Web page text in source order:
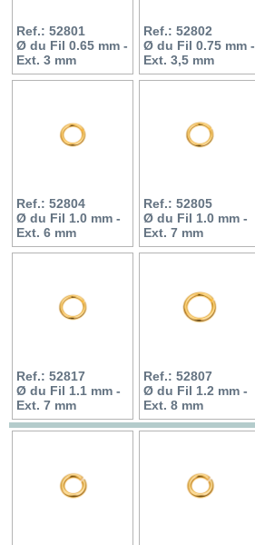
Ref.: 52801
Ø du Fil 0.65 mm -
Ext. 3 mm
Ref.: 52802
Ø du Fil 0.75 mm -
Ext. 3,5 mm
Ref.: 52804
Ø du Fil 1.0 mm -
Ext. 6 mm
Ref.: 52805
Ø du Fil 1.0 mm -
Ext. 7 mm
Ref.: 52817
Ø du Fil 1.1 mm -
Ext. 7 mm
Ref.: 52807
Ø du Fil 1.2 mm -
Ext. 8 mm